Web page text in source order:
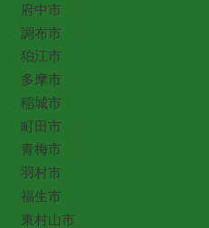
府中市
調布市
狛江市
多摩市
稲城市
町田市
青梅市
羽村市
福生市
東村山市